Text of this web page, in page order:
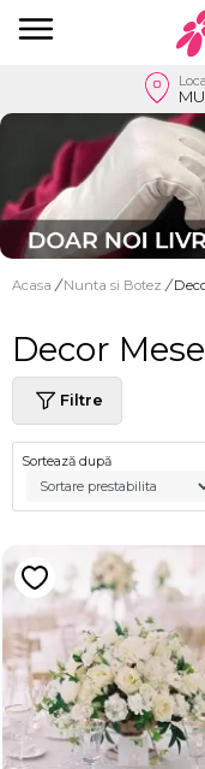
Acasa / Nunta si Botez /
Decor
Filtre
Sortează după